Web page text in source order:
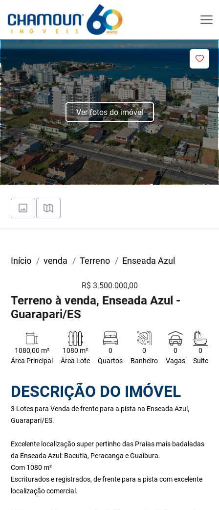
Ver fotos do imóvel
Início venda Terreno Enseada Azul
R$ 3.500.000,00
Terreno à venda, Enseada Azul -
Guarapari/ES
1080,00 m²
Área Principal
1080 m²
Área Lote
0
Quartos
0
Banheiro
0
Vagas
0
Suite
DESCRIÇÃO DO IMÓVEL
3 Lotes para Venda de frente para a pista na Enseada Azul,
Guarapari/ES.
Excelente localização super pertinho das Praias mais badaladas
da Enseada Azul: Bacutia, Peracanga e Guaibura.
Com 1080 m²
Escriturados e registrados, de frente para a pista com excelente
localização comercial.